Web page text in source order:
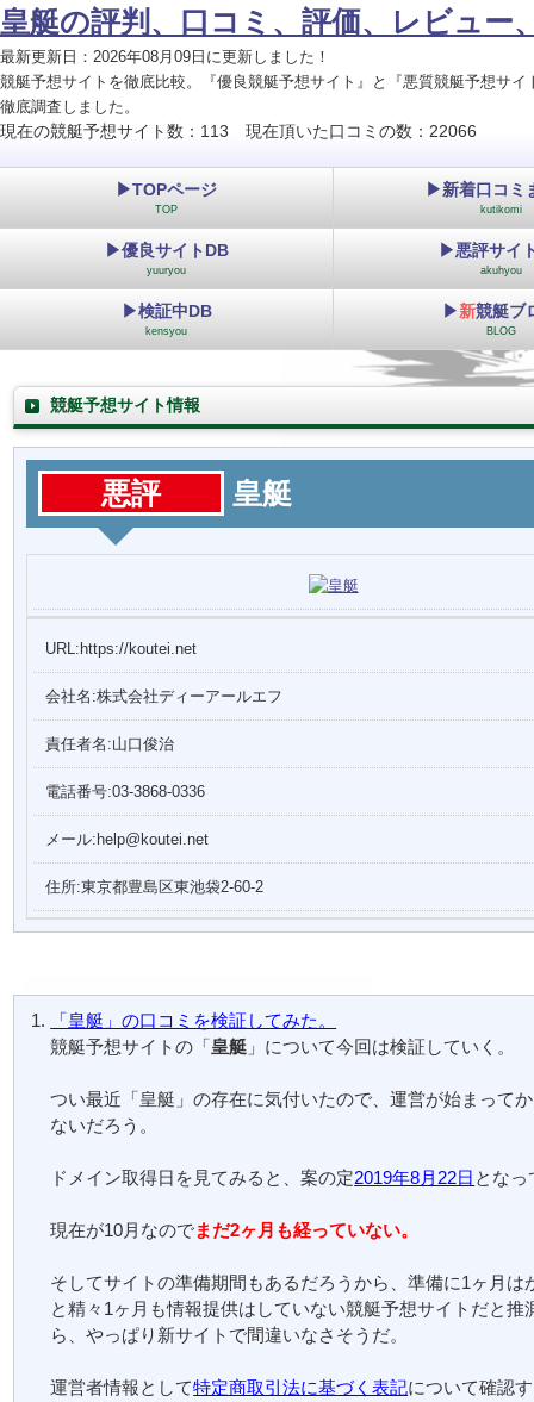
皇艇の評判、口コミ、評価、レビュー
最新更新日：2026年08月09日に更新しました！
競艇予想サイトを徹底比較。『優良競艇予想サイト』と『悪質競艇予想サイ
徹底調査しました。
現在の競艇予想サイト数：113 現在頂いた口コミの数：22066
▶TOPページ
TOP
▶新着口コミ
kutikomi
▶優良サイトDB
yuuryou
▶悪評サイ
akuhyou
▶検証中DB
kensyou
▶新競艇ブ
BLOG
競艇予想サイト情報
悪評 皇艇
URL:https://koutei.net
会社名:株式会社ディーアールエフ
責任者名:山口俊治
電話番号:03-3868-0336
メール:help@koutei.net
住所:東京都豊島区東池袋2-60-2
「皇艇」の口コミを検証してみた。
競艇予想サイトの「皇艇 」について今回は検証していく。
つい最近「皇艇」の存在に気付いたので、運営が始まって
ないだろう。
ドメイン取得日を見てみると、案の定2019年8月22日 となっ
現在が10月なのでまだ2ヶ月も経っていない。
そしてサイトの準備期間もあるだろうから、準備に1ヶ月は
と精々1ヶ月も情報提供はしていない競艇予想サイトだと推
ら、やっぱり新サイトで間違いなさそうだ。
運営者情報として特定商取引法に基づく表記について確認